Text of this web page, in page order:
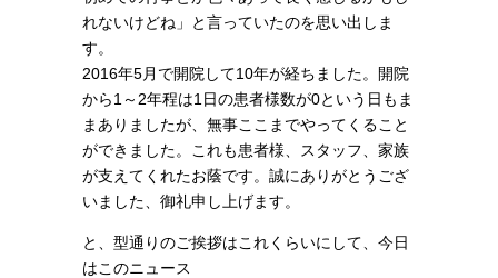
れないけどね」と言っていたのを思い出しま
す。
2016年5月で開院して10年が経ちました。開院
から1～2年程は1日の患者様数が0という日もま
まありましたが、無事ここまでやってくること
ができました。これも患者様、スタッフ、家族
が支えてくれたお蔭です。誠にありがとうござ
いました、御礼申し上げます。
と、型通りのご挨拶はこれくらいにして、今日
はこのニュース